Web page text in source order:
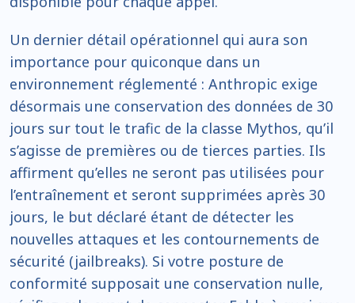
Un dernier détail opérationnel qui aura son
importance pour quiconque dans un
environnement réglementé : Anthropic exige
désormais une conservation des données de 30
jours sur tout le trafic de la classe Mythos, qu’il
s’agisse de premières ou de tierces parties. Ils
affirment qu’elles ne seront pas utilisées pour
l’entraînement et seront supprimées après 30
jours, le but déclaré étant de détecter les
nouvelles attaques et les contournements de
sécurité (jailbreaks). Si votre posture de
conformité supposait une conservation nulle,